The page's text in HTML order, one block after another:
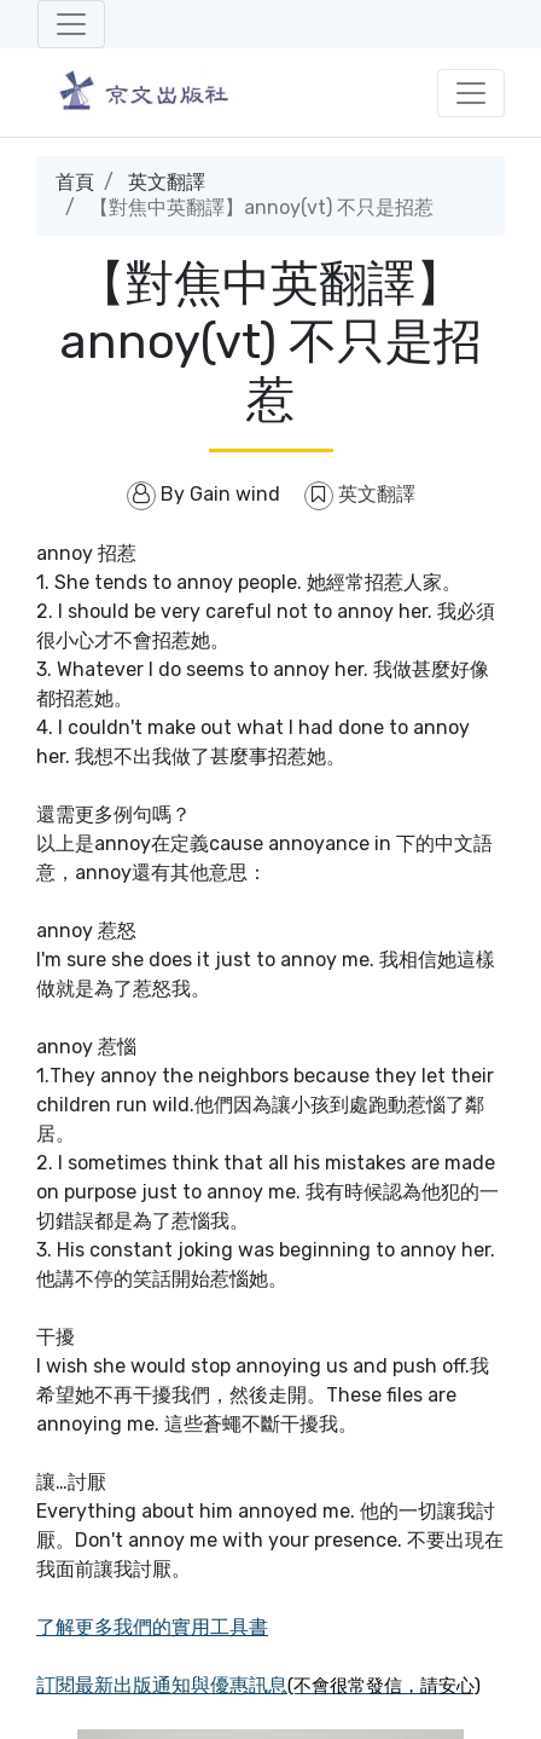
首頁
英文翻譯
【對焦中英翻譯】annoy(vt) 不只是招惹
【對焦中英翻譯】
annoy(vt) 不只是招
惹
By Gain wind 英文翻譯
annoy 招惹
1. She tends to annoy people. 她經常招惹人家。
2. I should be very careful not to annoy her. 我必須
很小心才不會招惹她。
3. Whatever I do seems to annoy her. 我做甚麼好像
都招惹她。
4. I couldn't make out what I had done to annoy
her. 我想不出我做了甚麼事招惹她。
還需更多例句嗎？
以上是annoy在定義cause annoyance in 下的中文語
意，annoy還有其他意思：
annoy 惹怒
I'm sure she does it just to annoy me. 我相信她這樣
做就是為了惹怒我。
annoy 惹惱
1.They annoy the neighbors because they let their
children run wild.他們因為讓小孩到處跑動惹惱了鄰
居。
2. I sometimes think that all his mistakes are made
on purpose just to annoy me. 我有時候認為他犯的一
切錯誤都是為了惹惱我。
3. His constant joking was beginning to annoy her.
他講不停的笑話開始惹惱她。
干擾
I wish she would stop annoying us and push off.我
希望她不再干擾我們，然後走開。These files are
annoying me. 這些蒼蠅不斷干擾我。
讓…討厭
Everything about him annoyed me. 他的一切讓我討
厭。Don't annoy me with your presence. 不要出現在
我面前讓我討厭。
了解更多我們的實用工具書
訂閱最新出版通知與優惠訊息(不會很常發信，請安心)